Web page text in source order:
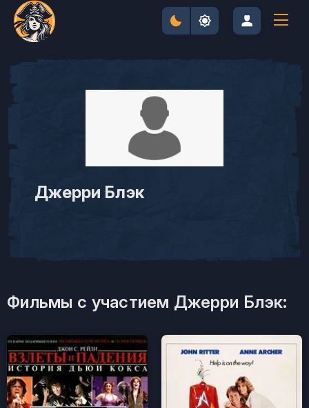
Джерри Блэк
Фильмы с участием Джерри Блэк: